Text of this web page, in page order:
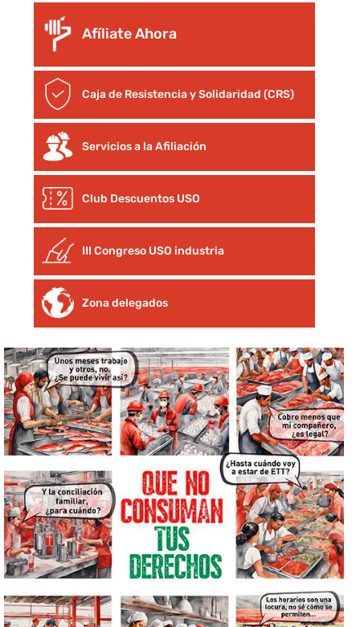
Afíliate Ahora
Caja de Resistencia y Solidaridad (CRS)
Servicios a la Afiliación
Club Descuentos USO
III Congreso USO industria
Zona delegados